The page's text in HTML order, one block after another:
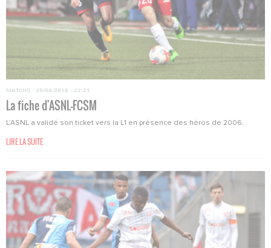
MATCHS · 25/04/2016 - 22:21
La fiche d'ASNL-FCSM
L’ASNL a validé son ticket vers la L1 en présence des héros de 2006.
LIRE LA SUITE